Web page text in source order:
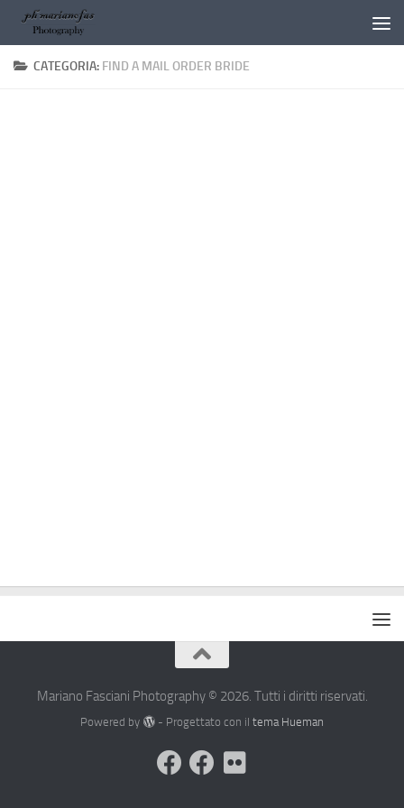
Salta al contenuto
CATEGORIA: FIND A MAIL ORDER BRIDE
Mariano Fasciani Photography © 2026. Tutti i diritti riservati.
Powered by - Progettato con il tema Hueman